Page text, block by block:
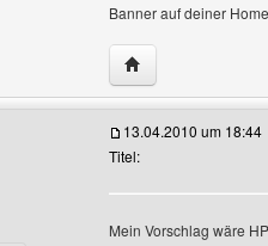
Banner auf deiner
Website dieses
13.04.2010 um 18:44
Titel:
Mein Vorschlag wäre